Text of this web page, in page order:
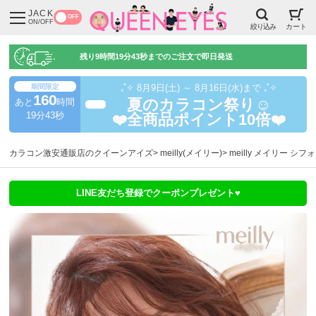
JACK
ON/OFF
OFF
絞り込み カート
残り9時間19分42秒までのご注文で即日発送
期間限定
あと 160時間
19分42秒
₊˚✧ 8月9日(土) ～ 8月16日(水)まで ₊˚✧
夏のカラコン祭り☺️
❤️全商品ポイント10倍❤️
カラコン激安通販店のクイーンアイズ meilly(メイリー) meilly メイリー シフ
LINE友だち登録でクーポンプレゼント♥